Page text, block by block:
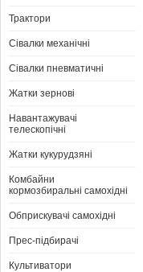
Трактори
Сівалки механічні
Сівалки пневматичні
Жатки зернові
Навантажувачі
телескопічні
Жатки кукурудзяні
Комбайни
кормозбиральні самохідні
Обприскувачі самохідні
Прес-підбирачі
Культиватори